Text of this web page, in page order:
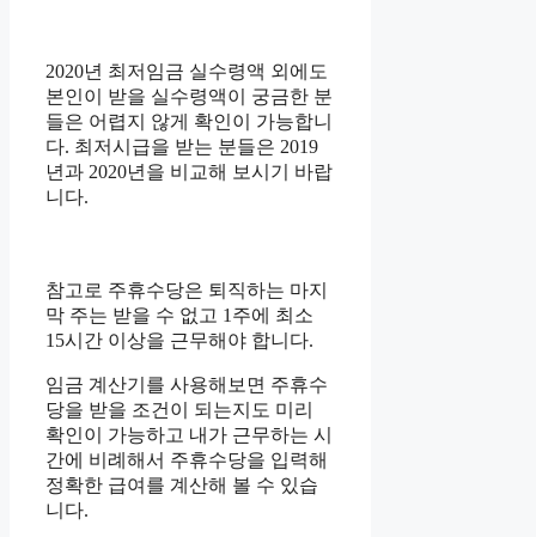
2020년 최저임금 실수령액 외에도
본인이 받을 실수령액이 궁금한 분
들은 어렵지 않게 확인이 가능합니
다. 최저시급을 받는 분들은 2019
년과 2020년을 비교해 보시기 바랍
니다.
참고로 주휴수당은 퇴직하는 마지
막 주는 받을 수 없고 1주에 최소
15시간 이상을 근무해야 합니다.
임금 계산기를 사용해보면 주휴수
당을 받을 조건이 되는지도 미리
확인이 가능하고 내가 근무하는 시
간에 비례해서 주휴수당을 입력해
정확한 급여를 계산해 볼 수 있습
니다.